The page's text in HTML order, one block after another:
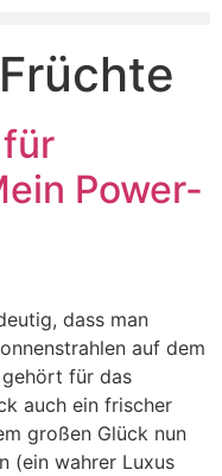
Früchte
Power-
dass man
auf dem
gehört für das
auch ein frischer
großen Glück nun
(ein wahrer Luxus